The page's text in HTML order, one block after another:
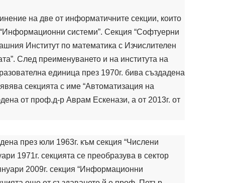
на две от информатичните секции, които
системи”. Секция “Софтуерни
Институт по математика с Изчислителен
След преименуването и на института на
единица през 1970г. бива създадена
секцията с име “Автоматизация на
от проф.д-р Аврам Ескенази, а от 2013г. от
през юли 1963г. към секция “Числени
1971г. секцията се преобразува в сектор
2009г. секция “Информационни